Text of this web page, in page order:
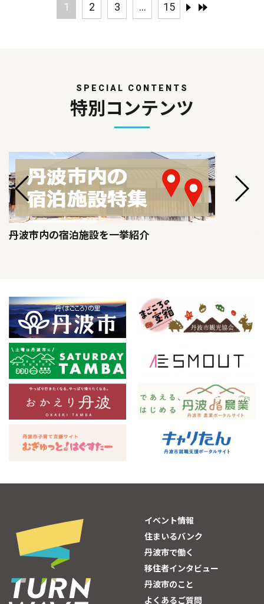
1 2 3 ... 15
SPECIAL CONTENTS
特別コンテンツ
丹波市内の宿泊施設を一挙紹介
イベント情報
住まいるバンク
丹波市で働く
移住者インタビュー
丹波市のこと
よくあるご質問